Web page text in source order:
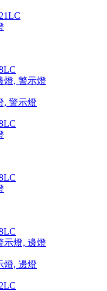
, 警示燈
燈, 邊燈